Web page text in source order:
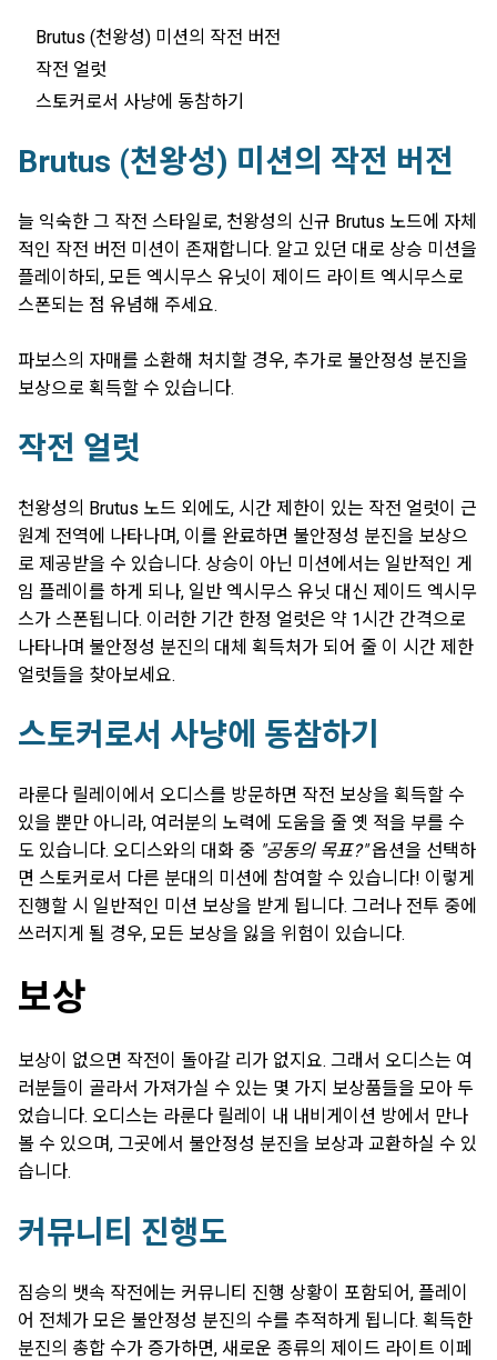
Brutus (천왕성) 미션의 작전 버전
작전 얼럿
스토커로서 사냥에 동참하기
Brutus (천왕성) 미션의 작전 버전
늘 익숙한 그 작전 스타일로, 천왕성의 신규 Brutus 노드에 자체
적인 작전 버전 미션이 존재합니다. 알고 있던 대로 상승 미션을
플레이하되, 모든 엑시무스 유닛이 제이드 라이트 엑시무스로
스폰되는 점 유념해 주세요.
파보스의 자매를 소환해 처치할 경우, 추가로 불안정성 분진을
보상으로 획득할 수 있습니다.
작전 얼럿
천왕성의 Brutus 노드 외에도, 시간 제한이 있는 작전 얼럿이 근
원계 전역에 나타나며, 이를 완료하면 불안정성 분진을 보상으
로 제공받을 수 있습니다. 상승이 아닌 미션에서는 일반적인 게
임 플레이를 하게 되나, 일반 엑시무스 유닛 대신 제이드 엑시무
스가 스폰됩니다. 이러한 기간 한정 얼럿은 약 1시간 간격으로
나타나며 불안정성 분진의 대체 획득처가 되어 줄 이 시간 제한
얼럿들을 찾아보세요.
스토커로서 사냥에 동참하기
라룬다 릴레이에서 오디스를 방문하면 작전 보상을 획득할 수
있을 뿐만 아니라, 여러분의 노력에 도움을 줄 옛 적을 부를 수
도 있습니다. 오디스와의 대화 중 "공동의 목표?"옵션을 선택하
면 스토커로서 다른 분대의 미션에 참여할 수 있습니다! 이렇게
진행할 시 일반적인 미션 보상을 받게 됩니다. 그러나 전투 중에
쓰러지게 될 경우, 모든 보상을 잃을 위험이 있습니다.
보상
보상이 없으면 작전이 돌아갈 리가 없지요. 그래서 오디스는 여
러분들이 골라서 가져가실 수 있는 몇 가지 보상품들을 모아 두
었습니다. 오디스는 라룬다 릴레이 내 내비게이션 방에서 만나
볼 수 있으며, 그곳에서 불안정성 분진을 보상과 교환하실 수 있
습니다.
커뮤니티 진행도
짐승의 뱃속 작전에는 커뮤니티 진행 상황이 포함되어, 플레이
어 전체가 모은 불안정성 분진의 수를 추적하게 됩니다. 획득한
분진의 총합 수가 증가하면, 새로운 종류의 제이드 라이트 이페